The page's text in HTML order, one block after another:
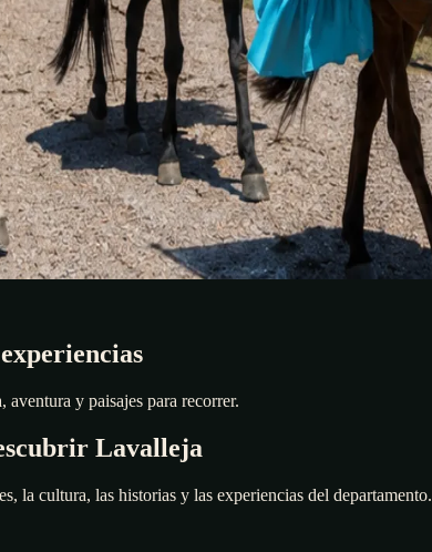
y paisajes para recorrer.
Lavalleja
la cultura, las historias y las experiencias del departamento.